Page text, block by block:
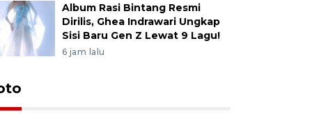
Album Rasi Bintang Resmi
Dirilis, Ghea Indrawari Ungkap
Sisi Baru Gen Z Lewat 9 Lagu!
6 jam lalu